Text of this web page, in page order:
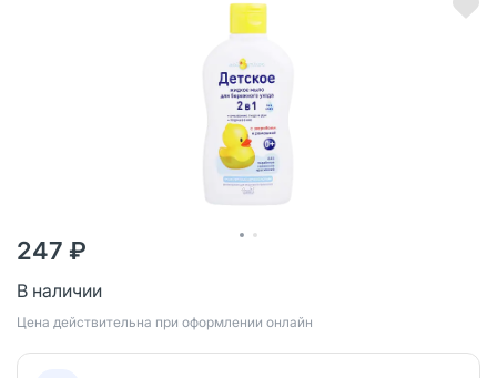
247 ₽
В наличии
Цена действительна при оформлении онлайн